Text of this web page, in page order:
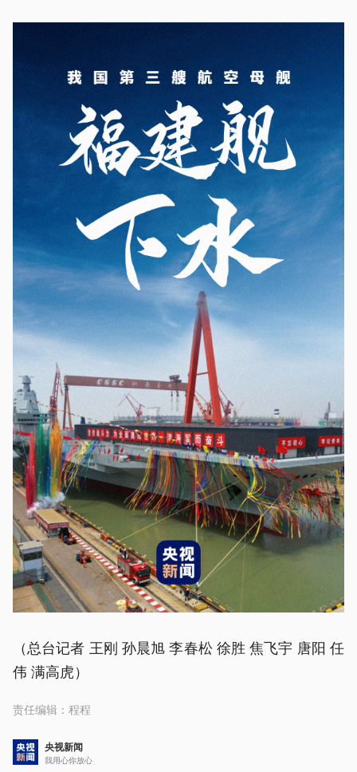
（总台记者 王刚 孙晨旭 李春松 徐胜 焦飞宇 唐阳 任
伟 满高虎）
责任编辑： 程程
央视新闻
我用心你放心